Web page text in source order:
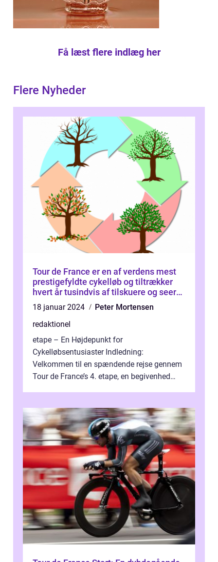
Få læst flere indlæg her
Flere Nyheder
Tour de France er en af verdens mest
prestigefyldte cykelløb og tiltrækker
hvert år tusindvis af tilskuere og seere
fra hele verden
18 januar 2024
Peter Mortensen
redaktionel
etape – En Højdepunkt for
Cykelløbsentusiaster Indledning:
Velkommen til en spændende rejse gennem
Tour de France’s 4. etape, en begivenhed